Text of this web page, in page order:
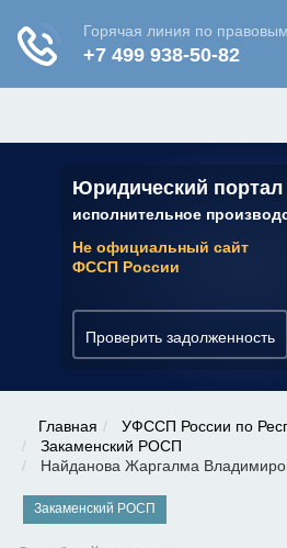
Юридический портал
исполнительное
Не официальный сайт
ФССП России
Проверить задолженность
✆ 7 (800) 350-22-64
Главная
УФССП России по
Закаменский РОСП
Найданова Жаргалма
Закаменский РОСП